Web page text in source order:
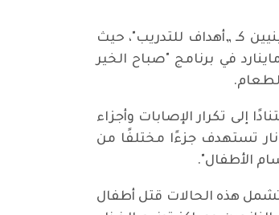
كـ „أهداف للتدريب"، حيث
في برنامج "صباح الخير
غزة: "استنادًا إلى تكرار الإصابات وأجزاء
نار تستهدف جزءًا مختلفًا من
الأطفال".
هذه الحالات قتل أطفال